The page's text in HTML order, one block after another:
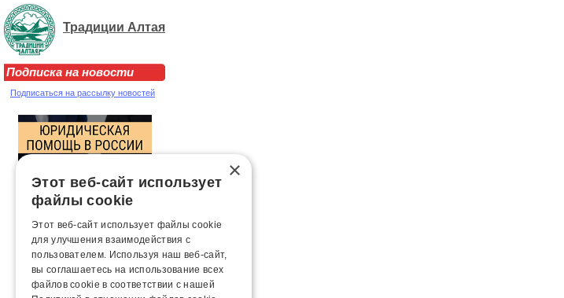
Традиции Алтая
Подписка на новости
Подписаться на рассылку новостей
×
Этот веб-сайт использует
файлы cookie
Этот веб-сайт использует файлы cookie
для улучшения взаимодействия с
пользователем. Используя наш веб-сайт,
вы соглашаетесь на использование всех
файлов cookie в соответствии с нашей